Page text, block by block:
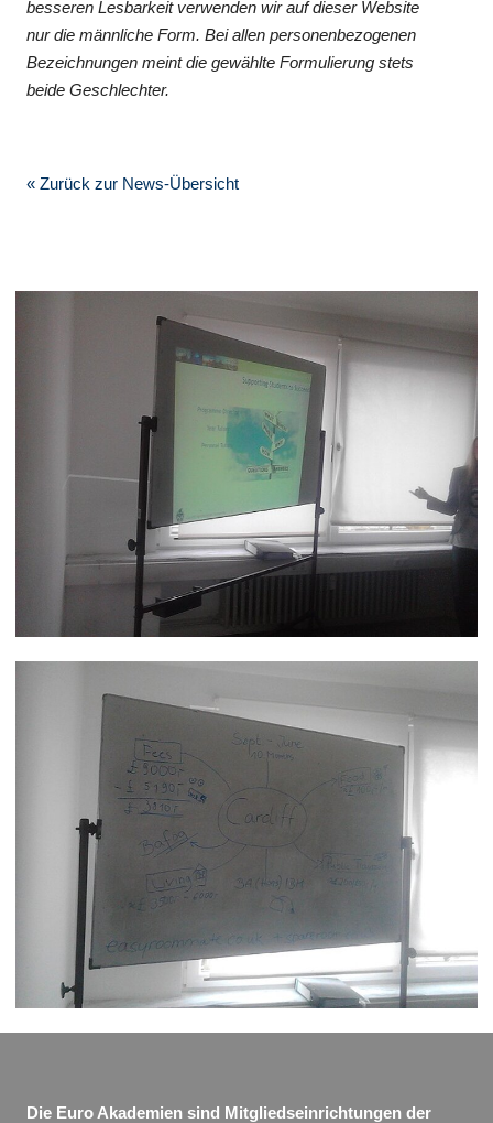
besseren Lesbarkeit verwenden wir auf dieser Website
nur die männliche Form. Bei allen personenbezogenen
Bezeichnungen meint die gewählte Formulierung stets
beide Geschlechter.
« Zurück zur News-Übersicht
Die Euro Akademien sind Mitgliedseinrichtungen der